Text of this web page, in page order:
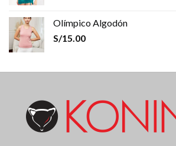
Olímpico Algodón
S/15.00